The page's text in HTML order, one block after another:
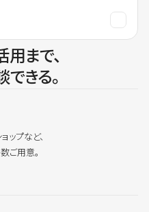
まで、
きる。
ップなど、
ご用意。